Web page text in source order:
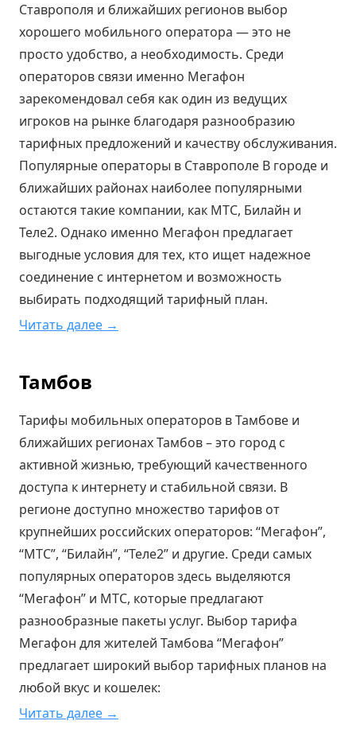
Ставрополя и ближайших регионов выбор
хорошего мобильного оператора — это не
просто удобство, а необходимость. Среди
операторов связи именно Мегафон
зарекомендовал себя как один из ведущих
игроков на рынке благодаря разнообразию
тарифных предложений и качеству обслуживания.
Популярные операторы в Ставрополе В городе и
ближайших районах наиболее популярными
остаются такие компании, как МТС, Билайн и
Теле2. Однако именно Мегафон предлагает
выгодные условия для тех, кто ищет надежное
соединение с интернетом и возможность
выбирать подходящий тарифный план.
Читать далее →
Тамбов
Тарифы мобильных операторов в Тамбове и
ближайших регионах Тамбов – это город с
активной жизнью, требующий качественного
доступа к интернету и стабильной связи. В
регионе доступно множество тарифов от
крупнейших российских операторов: “Мегафон”,
“МТС”, “Билайн”, “Теле2” и другие. Среди самых
популярных операторов здесь выделяются
“Мегафон” и МТС, которые предлагают
разнообразные пакеты услуг. Выбор тарифа
Мегафон для жителей Тамбова “Мегафон”
предлагает широкий выбор тарифных планов на
любой вкус и кошелек:
Читать далее →